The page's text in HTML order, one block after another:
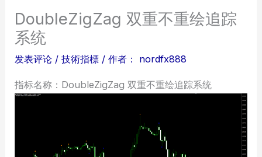
DoubleZigZag 双重不重绘追踪
系统
发表评论 /技術指標 / 作者： nordfx888
指标名称：DoubleZigZag 双重不重绘追踪系统